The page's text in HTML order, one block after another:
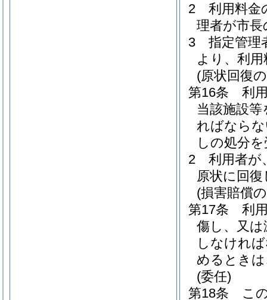
2
利用料金
理者が市
3
指定管理
より、利
(原状回復
第16条
利
当該施設
ればなら
しの処分
2
利用者が
原状に回
(損害賠償
第17条
利
傷し、又
しなけれ
めるとき
(委任)
第18条
こ